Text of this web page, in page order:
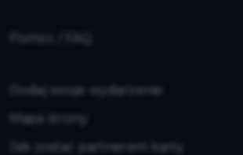
Dodaj swoje wydarzenie
Mapa strony
Jak zostać partnerem karty